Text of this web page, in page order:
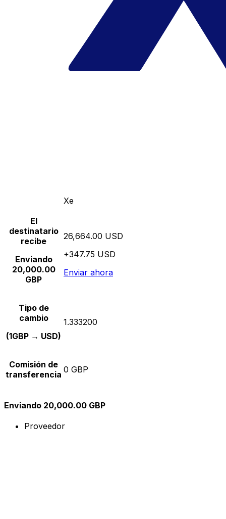
Xe
El
destinatario
recibe
Enviando
20,000.00
GBP
26,664.00 USD
+347.75 USD
Enviar ahora
Tipo de
cambio
(1GBP → USD)
1.333200
Comisión de
transferencia 0 GBP
Enviando 20,000.00 GBP
Proveedor